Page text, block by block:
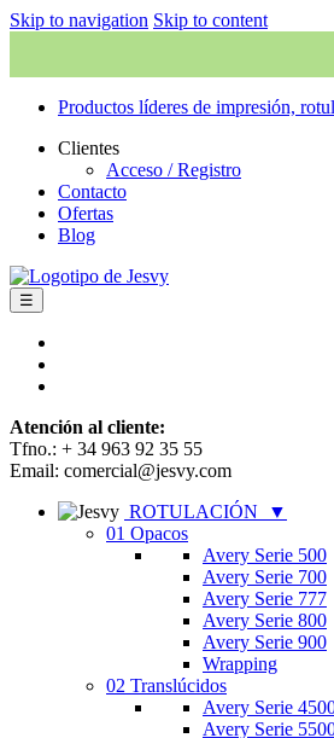
Skip to navigation Skip to content
Productos líderes de impresión,
Clientes
Acceso / Registro
Contacto
Ofertas
Blog
☰
Atención al cliente:
Tfno.: + 34 963 92 35 55
Email: comercial@jesvy.com
ROTULACIÓN
▼
01 Opacos
Avery Serie 500
Avery Serie 700
Avery Serie 777
Avery Serie 800
Avery Serie 900
Wrapping
02 Translúcidos
Avery Serie
Avery Serie